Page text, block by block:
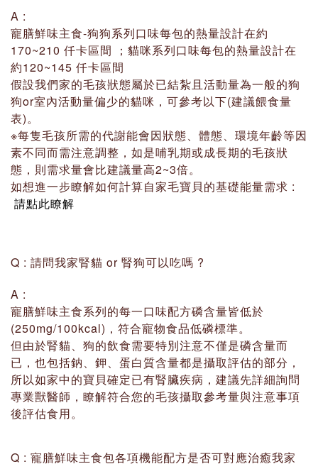
A :
寵膳鮮味主食-狗狗系列口味每包的熱量設計在約
170~210 仟卡區間 ；貓咪系列口味每包的熱量設計在
約120~145 仟卡區間
假設我們家的毛孩狀態屬於已結紮且活動量為一般的狗
狗or室內活動量偏少的貓咪，可參考以下(建議餵食量
表)。
※每隻毛孩所需的代謝能會因狀態、體態、環境年齡等因
素不同而需注意調整，如是哺乳期或成長期的毛孩狀
態，則需求量會比建議量高2~3倍。
如想進一步瞭解如何計算自家毛寶貝的基礎能量需求 :
請點此瞭解
Q : 請問我家腎貓 or 腎狗可以吃嗎 ?
A :
寵膳鮮味主食系列的每一口味配方磷含量皆低於
(250mg/100kcal)，符合寵物食品低磷標準。
但由於腎貓、狗的飲食需要特別注意不僅是磷含量而
已，也包括鈉、鉀、蛋白質含量都是攝取評估的部分，
所以如家中的寶貝確定已有腎臟疾病，建議先詳細詢問
專業獸醫師，瞭解符合您的毛孩攝取參考量與注意事項
後評估食用。
Q : 寵膳鮮味主食包各項機能配方是否可對應治癒我家